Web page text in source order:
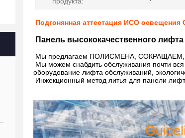
Подгонянная аттестация ИСО
Панель высококачественного
Мы предлагаем ПОЛИСМЕНА, СОКРАЩАЕМ,
Мы можем снабдить обслуживания почти
оборудование лифта обслуживаний,
Инжекционный метод литья для панели